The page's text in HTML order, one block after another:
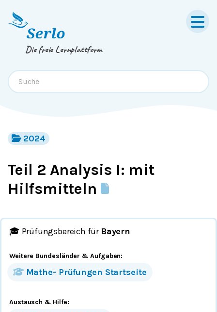
Springe zum
Die freie Lernplattform
2024
Teil 2 Analysis I: mit
Hilfsmitteln
🎓 Prüfungsbereich für Bayern
Weitere Bundesländer & Aufgaben:
Mathe- Prüfungen Startseite
Austausch & Hilfe: